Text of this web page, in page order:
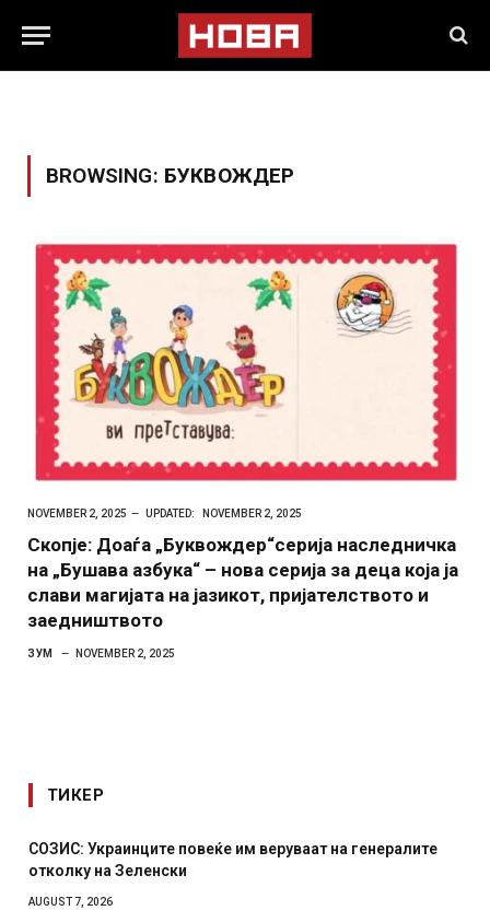
BROWSING: БУКВОЖДЕР
NOVEMBER 2, 2025 UPDATED: NOVEMBER 2, 2025
Скопје: Доаѓа „Буквождер“серија наследничка
на „Бушава азбука“ – нова серија за деца која ја
слави магијата на јазикот, пријателството и
заедништвото
ЗУМ NOVEMBER 2, 2025
ТИКЕР
генералите
Рачна бомба експлодира пред зграда во
српски град – оштетени автомобили и